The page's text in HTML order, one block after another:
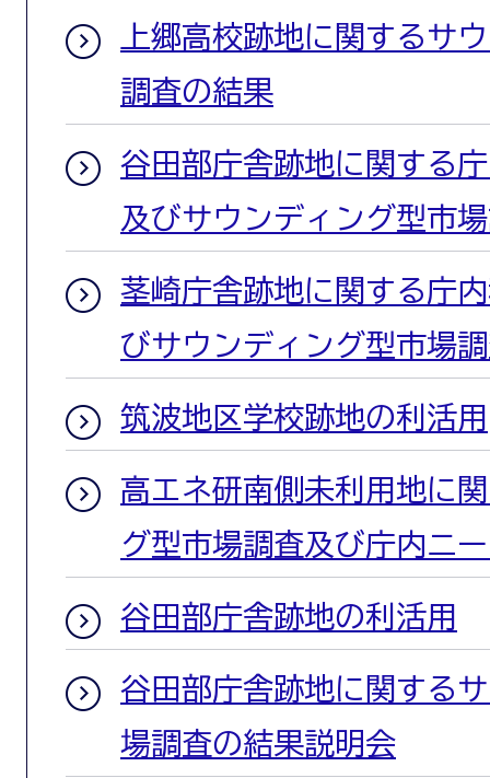
上郷高校跡地に関するサ
調査の結果
谷田部庁舎跡地に関する
及びサウンディング型市
茎崎庁舎跡地に関する庁
びサウンディング型市場
筑波地区学校跡地の利活用
高エネ研南側未利用地に
グ型市場調査及び庁内ニ
谷田部庁舎跡地の利活用
谷田部庁舎跡地に関する
場調査の結果説明会